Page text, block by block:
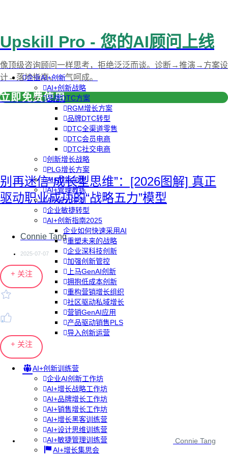
企业AI+创新
AI+创新战略
品牌DTC方案
RGM增长方案
品牌DTC转型
DTC全渠道零售
DTC会员电商
DTC社交电商
创新增长战略
PLG增长方案
AI+创新加速
AI+管理教练
AI+设计冲刺
企业敏捷转型
AI+创新指南2025
企业如何快速采用AI
重塑未来的战略
企业深科技创新
加强创新管控
上马GenAI创新
拥抱低成本创新
重构营销增长组织
社区驱动私域增长
营销GenAI应用
产品驱动销售PLS
导入创新运营
AI+创新训练营
企业AI创新工作坊
AI+增长战略工作坊
AI+品牌增长工作坊
AI+销售增长工作坊
AI+增长黑客训练营
AI+设计思维训练营
AI+敏捷管理训练营
AI+增长集思会
Upskill Pro - 您的AI顾问上线
像顶级咨询顾问一样思考，拒绝泛泛而谈。诊断→推演→方案设
计→落地指南，一气呵成。
立即免费使用
别再迷信“成长型思维”：[2026图解] 真正
驱动职业成功的“战略五力”模型
Connie Tang
2025-07-07
+ 关注
+ 关注
Connie Tang